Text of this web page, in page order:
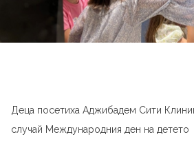
Деца посетиха Аджибадем Сити
случай Международния ден на детето